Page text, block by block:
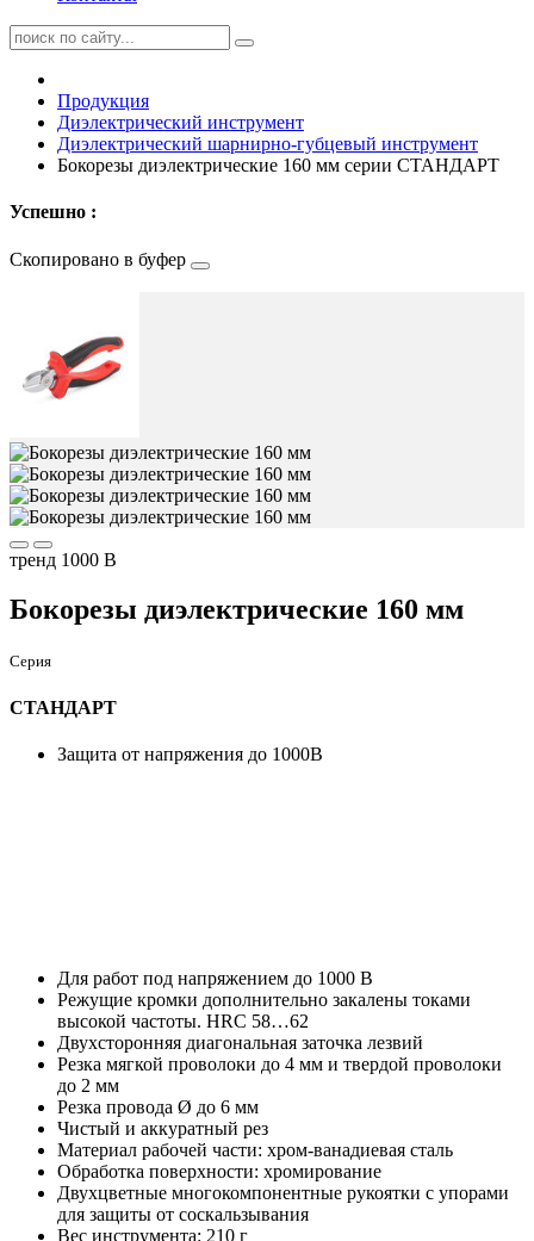
Продукция
Диэлектрический инструмент
Диэлектрический шарнирно-губцевый инструмент
Бокорезы диэлектрические 160 мм серии СТАНДАРТ
Успешно :
Скопировано в буфер
тренд 1000 В
Бокорезы диэлектрические 160 мм
Серия
СТАНДАРТ
Защита от напряжения до 1000В
Для работ под напряжением до 1000 В
Режущие кромки дополнительно закалены токами
высокой частоты. HRC 58…62
Двухсторонняя диагональная заточка лезвий
Резка мягкой проволоки до 4 мм и твердой проволоки
до 2 мм
Резка провода Ø до 6 мм
Чистый и аккуратный рез
Материал рабочей части: хром-ванадиевая сталь
Обработка поверхности: хромирование
Двухцветные многокомпонентные рукоятки с упорами
для защиты от соскальзывания
Вес инструмента: 210 г